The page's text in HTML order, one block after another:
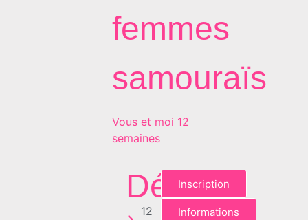
femmes
samouraïs
Vous et moi 12
semaines
Détails
12
Inscription
Informations